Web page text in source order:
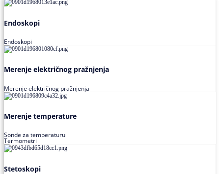
Endoskopi
Endoskopi
Merenje električnog pražnjenja
Merenje električnog pražnjenja
Merenje temperature
Sonde za temperaturu
Termometri
Stetoskopi